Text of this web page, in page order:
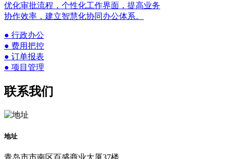
优化审批流程，个性化工作界面，提高业务
协作效率，建立智慧化协同办公体系。
● 行政办公
● 费用把控
● 订单报表
● 项目管理
联系我们
地址
青岛市市南区百盛商业大厦37楼